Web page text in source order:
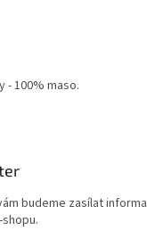
- 100% maso.
budeme zasílat